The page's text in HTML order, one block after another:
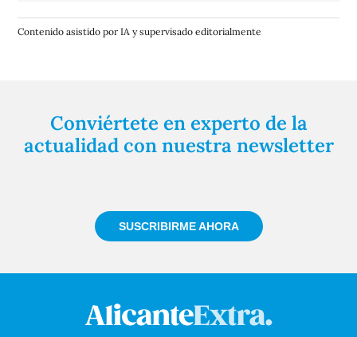
Contenido asistido por IA y supervisado editorialmente
Conviértete en experto de la
actualidad con nuestra newsletter
SUSCRIBIRME AHORA